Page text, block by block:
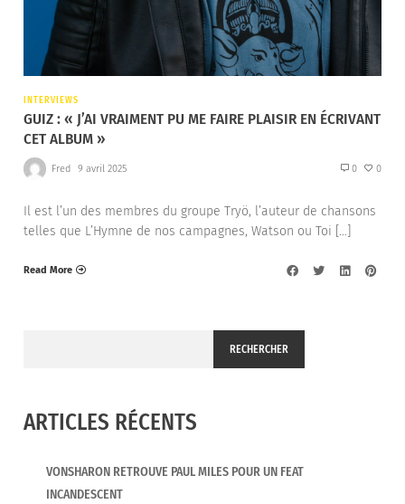
INTERVIEWS
GUIZ : « J’AI VRAIMENT PU ME FAIRE PLAISIR EN ÉCRIVANT
CET ALBUM »
Fred 9 avril 2025 0 0
Il est l’un des membres du groupe Tryö, l’auteur de chansons
telles que L’Hymne de nos campagnes, Watson ou Toi […]
Read More
RECHERCHER
ARTICLES RÉCENTS
VONSHARON RETROUVE PAUL MILES POUR UN FEAT
INCANDESCENT